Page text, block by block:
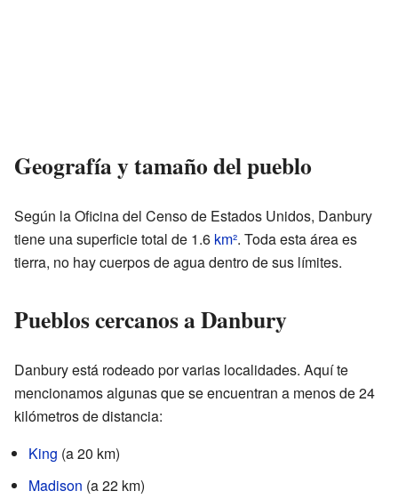
Geografía y tamaño del pueblo
Según la Oficina del Censo de Estados Unidos, Danbury
tiene una superficie total de 1.6 km². Toda esta área es
tierra, no hay cuerpos de agua dentro de sus límites.
Pueblos cercanos a Danbury
Danbury está rodeado por varias localidades. Aquí te
mencionamos algunas que se encuentran a menos de 24
kilómetros de distancia:
King (a 20 km)
Madison (a 22 km)